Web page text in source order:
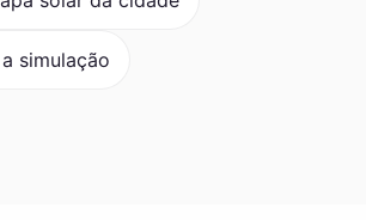
simulação